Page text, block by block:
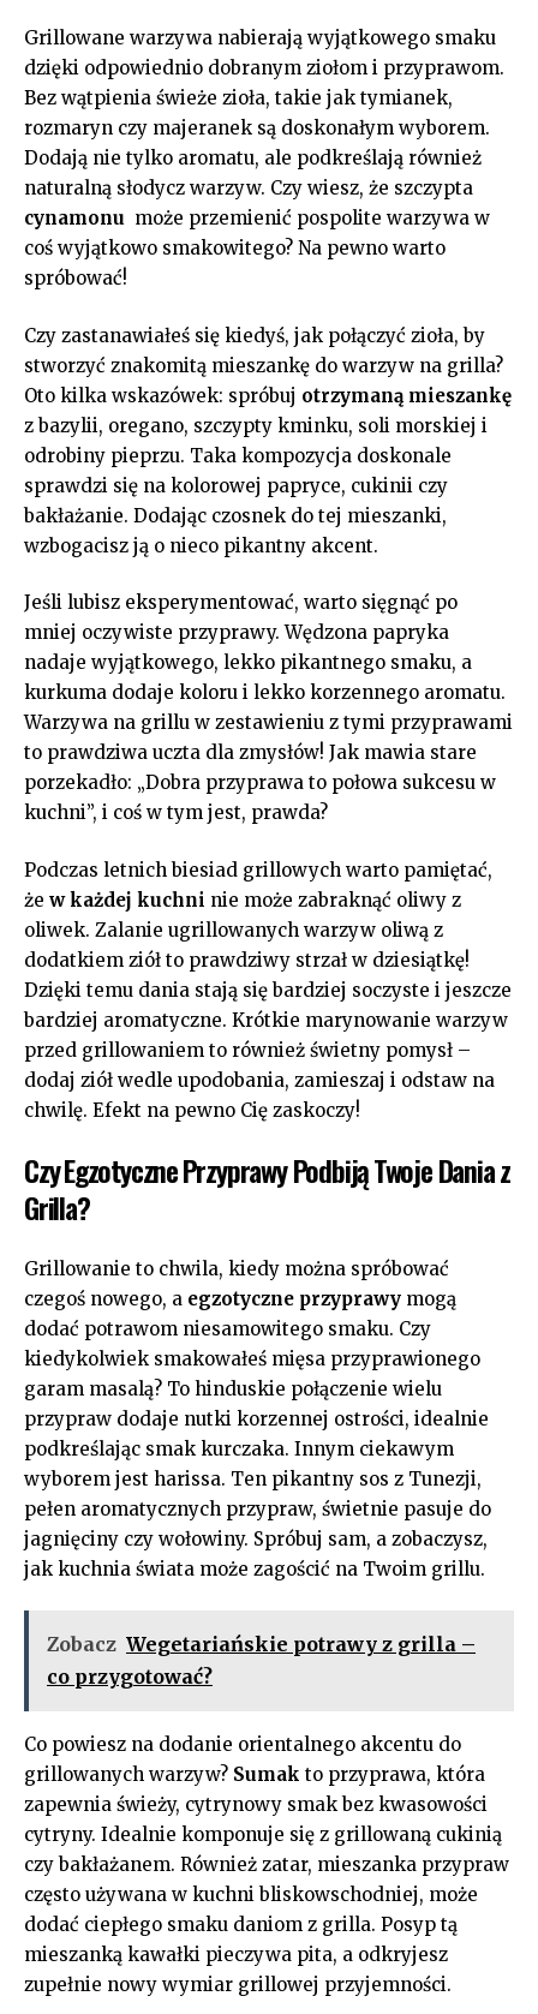
Grillowane warzywa nabierają wyjątkowego ⁢smaku
dzięki‍ odpowiednio dobranym⁤ ziołom i przyprawom.
Bez wątpienia świeże ⁣zioła, takie ‌jak tymianek,
rozmaryn ⁤czy majeranek ⁣są doskonałym wyborem.
Dodają nie ​tylko aromatu, ale podkreślają również
naturalną słodycz warzyw.⁤ Czy wiesz, że szczypta
cynamonu ⁤ może przemienić ⁣pospolite‍ warzywa w
coś wyjątkowo smakowitego? Na pewno warto
spróbować!
Czy ⁣zastanawiałeś się⁢ kiedyś,⁤ jak​ połączyć‌ zioła,‌ by
‌stworzyć znakomitą‌ mieszankę do warzyw na grilla?
Oto kilka wskazówek:⁤ spróbuj otrzymaną mieszankę
z bazylii, oregano, szczypty ‍kminku, soli ‌morskiej i⁣
odrobiny pieprzu. Taka ⁤kompozycja⁢ doskonale
sprawdzi się na kolorowej papryce, cukinii ⁣czy
bakłażanie. Dodając czosnek do tej mieszanki,
wzbogacisz ją o nieco pikantny‍ akcent.
Jeśli lubisz⁣ eksperymentować, warto sięgnąć ‍po
mniej oczywiste przyprawy. Wędzona papryka
nadaje wyjątkowego,‍ lekko⁣ pikantnego ⁤smaku, a⁤
kurkuma dodaje koloru i‍ lekko ⁣korzennego aromatu.
Warzywa na grillu w ⁢zestawieniu⁤ z tymi⁣ przyprawami
to prawdziwa uczta ‌dla zmysłów! Jak mawia stare
porzekadło: „Dobra ⁢przyprawa‌ to połowa sukcesu w
kuchni”, i coś w tym jest, prawda?
Podczas letnich biesiad grillowych warto ⁢pamiętać,
że w każdej kuchni nie‌ może zabraknąć oliwy ⁤z​
oliwek. Zalanie ugrillowanych warzyw oliwą z⁤
dodatkiem ziół to⁤ prawdziwy strzał w dziesiątkę!⁢
Dzięki‍ temu ‌dania stają⁤ się bardziej soczyste i jeszcze
bardziej aromatyczne. Krótkie marynowanie warzyw
przed ​grillowaniem to również świetny pomysł –
dodaj ziół⁣ wedle upodobania, zamieszaj ⁤i odstaw ⁣na
chwilę. Efekt ​na pewno ⁤Cię ⁢zaskoczy!
Czy ⁤Egzotyczne ⁤Przyprawy Podbiją ⁢Twoje Dania z
Grilla?
Grillowanie⁢ to chwila, ​kiedy można​ spróbować⁢
czegoś nowego, a egzotyczne przyprawy mogą
dodać potrawom niesamowitego smaku.​ Czy
kiedykolwiek ⁤smakowałeś mięsa przyprawionego
garam⁣ masalą? To hinduskie połączenie wielu
przypraw dodaje nutki korzennej ostrości, idealnie
podkreślając smak kurczaka.‍ Innym ciekawym
wyborem⁤ jest harissa. Ten pikantny sos z Tunezji,
pełen aromatycznych ‍przypraw, świetnie pasuje do
⁢jagnięciny czy wołowiny. Spróbuj‍ sam, a⁢ zobaczysz,
jak kuchnia świata może zagościć ​na ⁢Twoim grillu.
Zobacz Wegetariańskie potrawy z grilla –
co przygotować?
Co‍ powiesz ‍na dodanie orientalnego akcentu do
grillowanych ⁣warzyw? Sumak ⁣to ‌przyprawa, która
‌zapewnia świeży, cytrynowy ‍smak bez kwasowości
cytryny. Idealnie komponuje się z grillowaną cukinią ​
czy bakłażanem. Również zatar, mieszanka⁤ przypraw
często używana w kuchni ‍bliskowschodniej,‌ może
dodać ciepłego smaku daniom z grilla. Posyp tą
mieszanką kawałki⁢ pieczywa ​pita, a odkryjesz
zupełnie nowy wymiar grillowej przyjemności.